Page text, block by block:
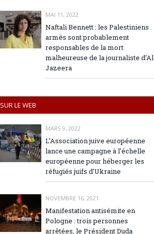
MAI 11, 2022
Naftali Bennett : les Palestiniens
armés sont probablement
responsables de la mort
malheureuse de la journaliste d’Al
Jazeera
SUR LE WEB
MARS 9, 2022
L’Association juive européenne
lance une campagne à l’échelle
européenne pour héberger les
réfugiés juifs d’Ukraine
NOVEMBRE 16, 2021
Manifestation antisémite en
Pologne : trois personnes
arrêtées, le Président Duda